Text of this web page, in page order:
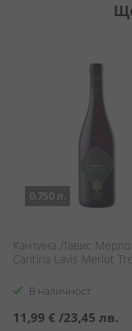
0.750 л.
Кантина Лавис
Cantina Lavis Merlot
В наличност
11,99 € /23,45 лв.